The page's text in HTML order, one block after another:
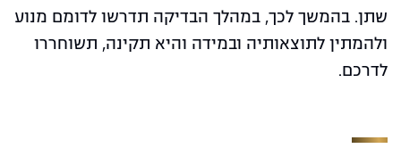
שתן. בהמשך לכך, במהלך הבדיקה תדרשו לדומם מנוע
ולהמתין לתוצאותיה ובמידה והיא תקינה, תשוחררו
לדרכם.